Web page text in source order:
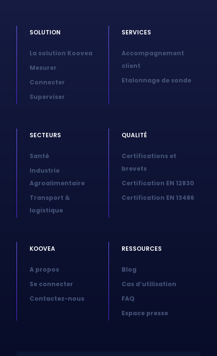
SOLUTION
La solution Koovea
Mesurer
Connecter
Superviser
SERVICES
Accompagnement
client
Etalonnage de sonde
SECTEURS
Santé
Industrie
Agroalimentaire
Transport &
logistique
QUALITÉ
Certifications et
brevets
Certification EN 12830
Certification EN 13486
KOOVEA
A propos
Se connecter
Contactez-nous
RESSOURCES
Blog
Cas d’utilisation
FAQ
Espace presse